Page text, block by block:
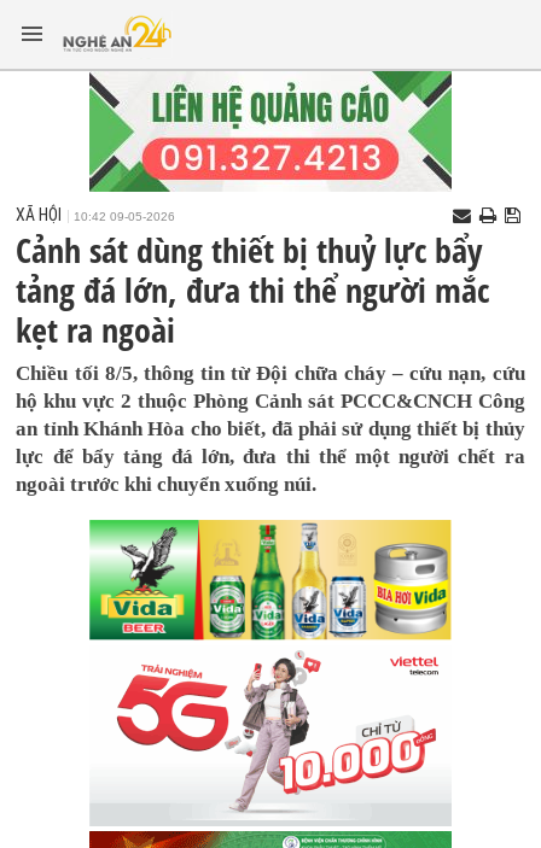
XÃ HỘI 10:42 09-05-2026
Cảnh sát dùng thiết bị thuỷ lực bẩy
tảng đá lớn, đưa thi thể người mắc
kẹt ra ngoài
Chiều tối 8/5, thông tin từ Đội chữa cháy – cứu nạn, cứu
hộ khu vực 2 thuộc Phòng Cảnh sát PCCC&CNCH Công
an tỉnh Khánh Hòa cho biết, đã phải sử dụng thiết bị thủy
lực để bẩy tảng đá lớn, đưa thi thể một người chết ra
ngoài trước khi chuyển xuống núi.